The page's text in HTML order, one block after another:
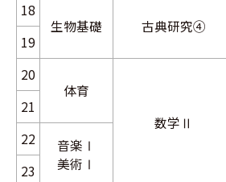
18
生物基礎
古典研究④
19
20
体育
数学Ⅱ
21
22
音楽Ⅰ
美術Ⅰ
23